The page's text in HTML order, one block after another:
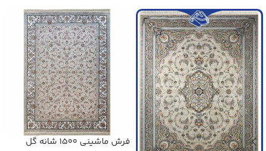
فرش ماشینی 1500 شانه گل